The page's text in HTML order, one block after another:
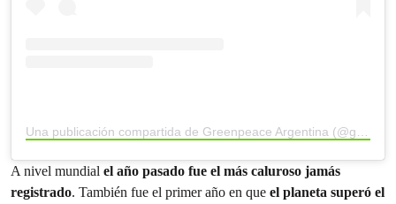
A nivel mundial el año pasado fue el más caluroso jamás
registrado. También fue el primer año en que el planeta superó el